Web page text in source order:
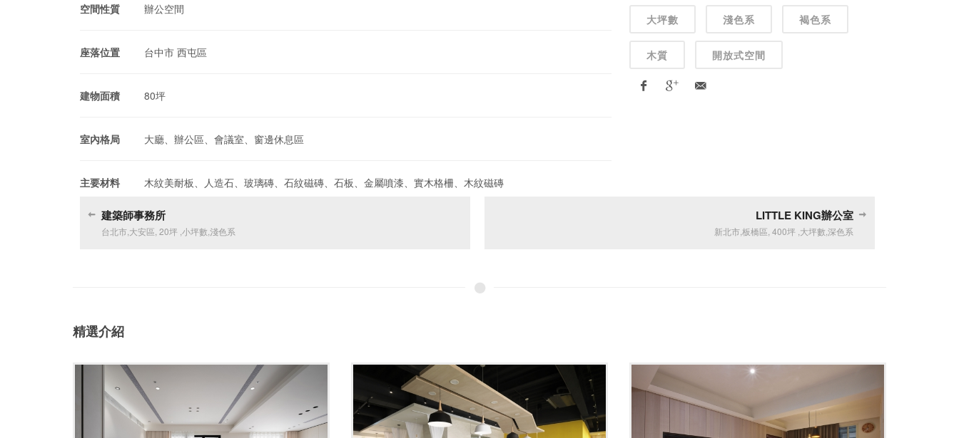
空間性質 辦公空間
座落位置 台中市 西屯區
建物面積 80坪
室內格局 大廳、辦公區、會議室、窗邊休息區
主要材料 木紋美耐板、人造石、玻璃磚、石紋磁磚、石板、金屬噴漆、實木格柵、木紋磁磚
大坪數 淺色系 褐色系
木質 開放式空間
建築師事務所
台北市 大安區 20坪 小坪數 淺色系
LITTLE KING辦公室
新北市,板橋區 ,400坪 大坪數 ,深色系
精選介紹